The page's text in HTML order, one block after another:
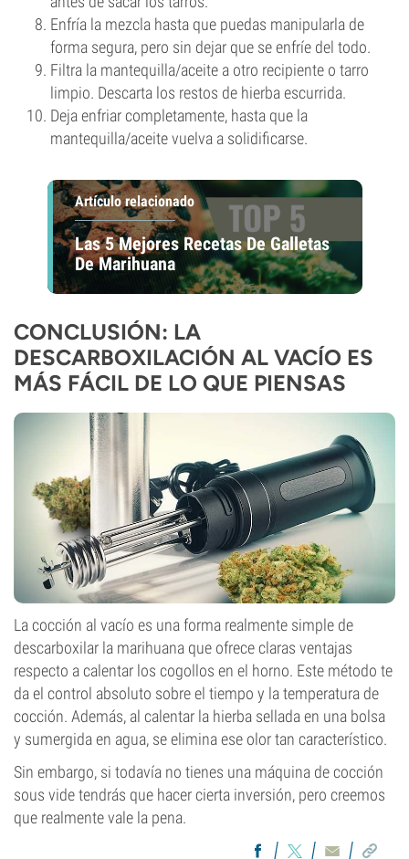
Enfría la mezcla hasta que puedas manipularla de
forma segura, pero sin dejar que se enfríe del todo.
Filtra la mantequilla/aceite a otro recipiente o tarro
limpio. Descarta los restos de hierba escurrida.
Deja enfriar completamente, hasta que la
mantequilla/aceite vuelva a solidificarse.
Artículo relacionado
Las 5 Mejores Recetas De Galletas
De Marihuana
CONCLUSIÓN: LA
DESCARBOXILACIÓN AL VACÍO ES
MÁS FÁCIL DE LO QUE PIENSAS
La cocción al vacío es una forma realmente simple de
descarboxilar la marihuana que ofrece claras ventajas
respecto a calentar los cogollos en el horno. Este método te
da el control absoluto sobre el tiempo y la temperatura de
cocción. Además, al calentar la hierba sellada en una bolsa
y sumergida en agua, se elimina ese olor tan característico.
Sin embargo, si todavía no tienes una máquina de cocción
sous vide tendrás que hacer cierta inversión, pero creemos
que realmente vale la pena.